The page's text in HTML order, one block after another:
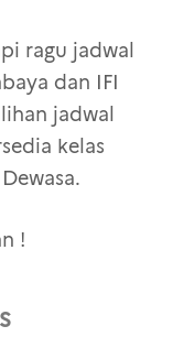
ragu jadwal
dan IFI
jadwal
kelas
!